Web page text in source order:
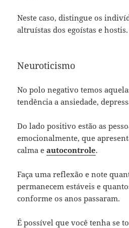
Neste caso, distingue os
altruístas dos egoístas e hostis.
Neuroticismo
No polo negativo temos
tendência a ansiedade,
Do lado positivo estão as
emocionalmente, que
calma eautocontrole.
Faça uma reflexão e note
permanecem estáveis e
conforme os anos passaram.
É possível que você tenha se